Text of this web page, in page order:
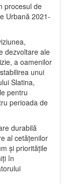
procesul de
Urbană 2021‐
dezvoltare ale
a oamenilor
unui
Slatina,
pentru
perioada de
durabilă
al cetățenilor
și prioritățile
în